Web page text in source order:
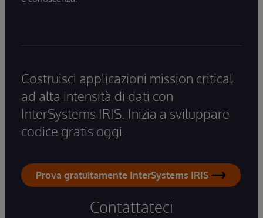
Costruisci applicazioni mission critical
ad alta intensità di dati con
InterSystems IRIS. Inizia a sviluppare
codice gratis oggi.
Prova gratuitamente InterSystems IRIS
Contattateci